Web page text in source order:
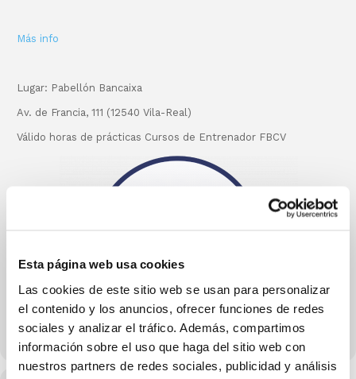
Esta página web usa cookies
Las cookies de este sitio web se usan para personalizar
el contenido y los anuncios, ofrecer funciones de redes
sociales y analizar el tráfico. Además, compartimos
información sobre el uso que haga del sitio web con
nuestros partners de redes sociales, publicidad y análisis
Más info
Lugar: Pabellón Bancaixa
Av. de Francia, 111 (12540 Vila-Real)
Válido horas de prácticas Cursos de Entrenador FBCV